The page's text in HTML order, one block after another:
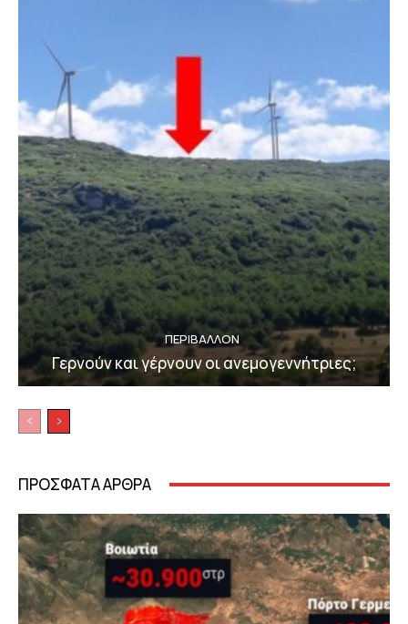
ΠΕΡΙΒΆΛΛΟΝ
Γερνούν και γέρνουν οι ανεμογεννήτριες;
ΠΡΟΣΦΑΤΑ ΑΡΘΡΑ